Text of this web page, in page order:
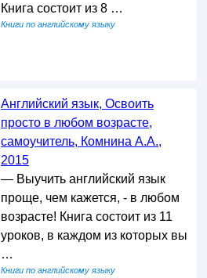
Книга состоит из 8 …
Книги по английскому языку
Английский язык, Освоить
просто в любом возрасте,
самоучитель, Комнина А.А.,
2015
— Выучить английский язык
проще, чем кажется, - в любом
возрасте! Книга состоит из 11
уроков, в каждом из которых вы
…
Книги по английскому языку